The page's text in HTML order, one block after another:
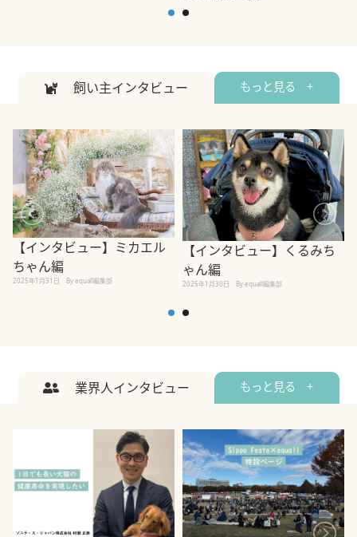
飼い主インタビュー もっと見る +
【インタビュー】ミカエル
ちゃん編
2025年1月31日 By equall編集部
【インタビュー】くるみち
ゃん編
2025年1月30日 By equall編集部
業界人インタビュー もっと見る +